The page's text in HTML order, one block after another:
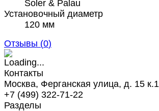
Soler & Palau
Установочный диаметр
120 мм
Отзывы (0)
Контакты
Москва, Ферганская улица, д. 15 к.1
+7 (499) 322-71-22
Разделы